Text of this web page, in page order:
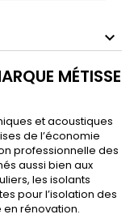
MÉTISSE
et acoustiques
de l’économie
professionnelle des
aussi bien aux
les isolants
pour l’isolation des
rénovation.